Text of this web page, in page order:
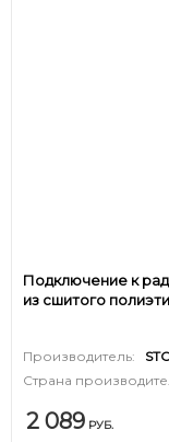
Подключение к
из сшитого
Производитель:
Страна
2 089 РУБ.